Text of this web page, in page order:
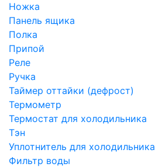
Ножка
Панель ящика
Полка
Припой
Реле
Ручка
Таймер оттайки (дефрост)
Термометр
Термостат для холодильника
Тэн
Уплотнитель для холодильника
Фильтр воды